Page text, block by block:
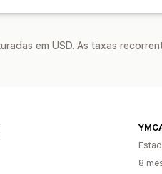
em USD. As taxas
8